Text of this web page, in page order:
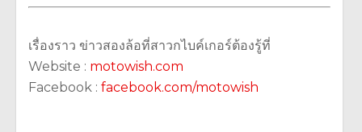
เรื่องราว ข่าวสองล้อที่สาวกไบค์เกอร์ต้องรู้ที่
Website : motowish.com
Facebook : facebook.com/motowish